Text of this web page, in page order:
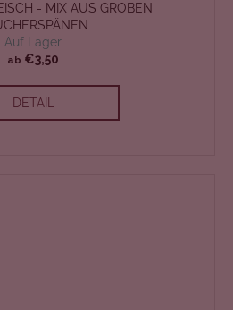
- MIX AUS GROBEN
Auf Lager
ab €3,50
DETAIL